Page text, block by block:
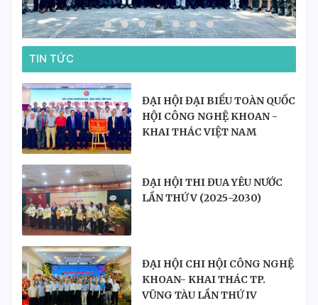
TIN TỨC
ĐẠI HỘI ĐẠI BIỂU TOÀN QUỐC
HỘI CÔNG NGHỆ KHOAN -
KHAI THÁC VIỆT NAM
ĐẠI HỘI THI ĐUA YÊU NƯỚC
LẦN THỨ V (2025-2030)
ĐẠI HỘI CHI HỘI CÔNG NGHỆ
KHOAN- KHAI THÁC TP.
VŨNG TÀU LẦN THỨ IV